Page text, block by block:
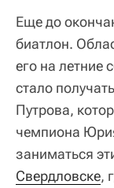
Еще до
биатлон.
его на летние
стало
Путрова,
чемпиона
заниматься
Свердловске,